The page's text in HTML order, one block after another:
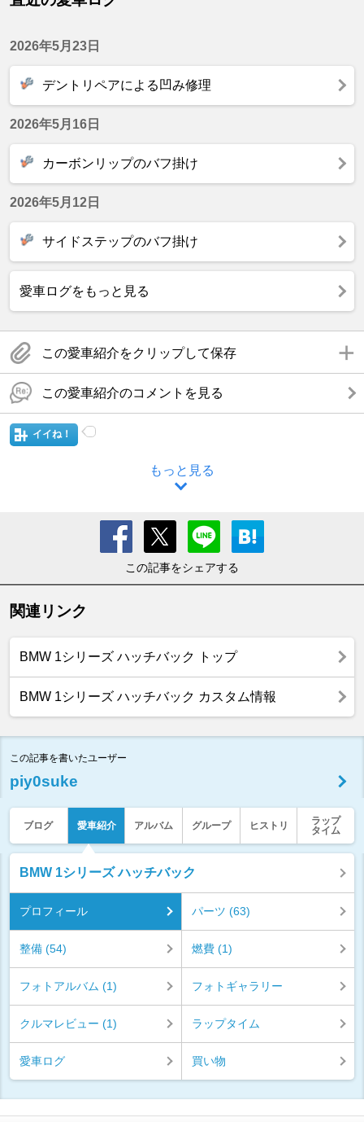
2026年5月23日
デントリペアによる凹み修理
2026年5月16日
カーボンリップのバフ掛け
2026年5月12日
サイドステップのバフ掛け
愛車ログをもっと見る
この愛車紹介をクリップして保存
この愛車紹介のコメントを見る
イイね！
もっと見る
この記事をシェアする
関連リンク
BMW 1シリーズ ハッチバック トップ
BMW 1シリーズ ハッチバック カスタム情報
この記事を書いたユーザー
piy0suke
ブログ 愛車紹介 アルバム グループ ヒストリ
ラップ
タイム
BMW 1シリーズ ハッチバック
プロフィール パーツ (63)
整備 (54) 燃費 (1)
フォトアルバム (1) フォトギャラリー
クルマレビュー (1) ラップタイム
愛車ログ 買い物